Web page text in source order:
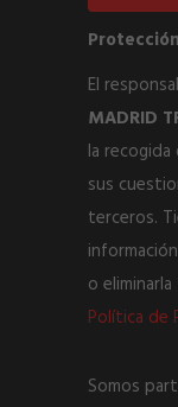
El
MADRID
la
sus
terceros.
o
Política de
Somos